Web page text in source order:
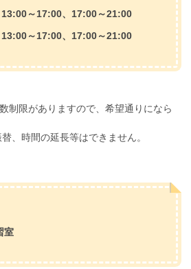
13:00～17:00、17:00～21:00
～17:00、17:00～21:00
限がありますので、希望通りになら
、時間の延長等はできません。